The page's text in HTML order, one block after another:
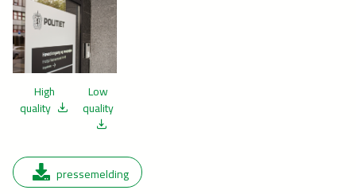
High
quality
Low
quality
pressemelding